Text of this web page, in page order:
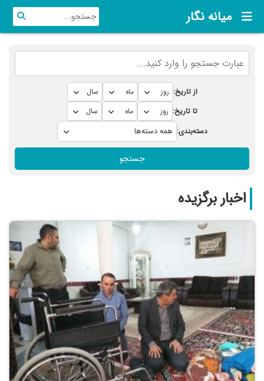
میانه نگار
از تاریخ:
تا تاریخ:
دسته‌بندی:
جستجو
اخبار برگزیده